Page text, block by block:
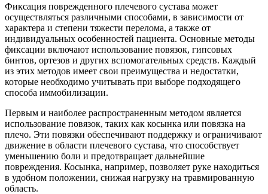
Фиксация поврежденного плечевого сустава может
осуществляться различными способами, в зависимости от
характера и степени тяжести перелома, а также от
индивидуальных особенностей пациента. Основные методы
фиксации включают использование повязок, гипсовых
бинтов, ортезов и других вспомогательных средств. Каждый
из этих методов имеет свои преимущества и недостатки,
которые необходимо учитывать при выборе подходящего
способа иммобилизации.
Первым и наиболее распространенным методом является
использование повязок, таких как косынка или повязка на
плечо. Эти повязки обеспечивают поддержку и ограничивают
движение в области плечевого сустава, что способствует
уменьшению боли и предотвращает дальнейшие
повреждения. Косынка, например, позволяет руке находиться
в удобном положении, снижая нагрузку на травмированную
область.